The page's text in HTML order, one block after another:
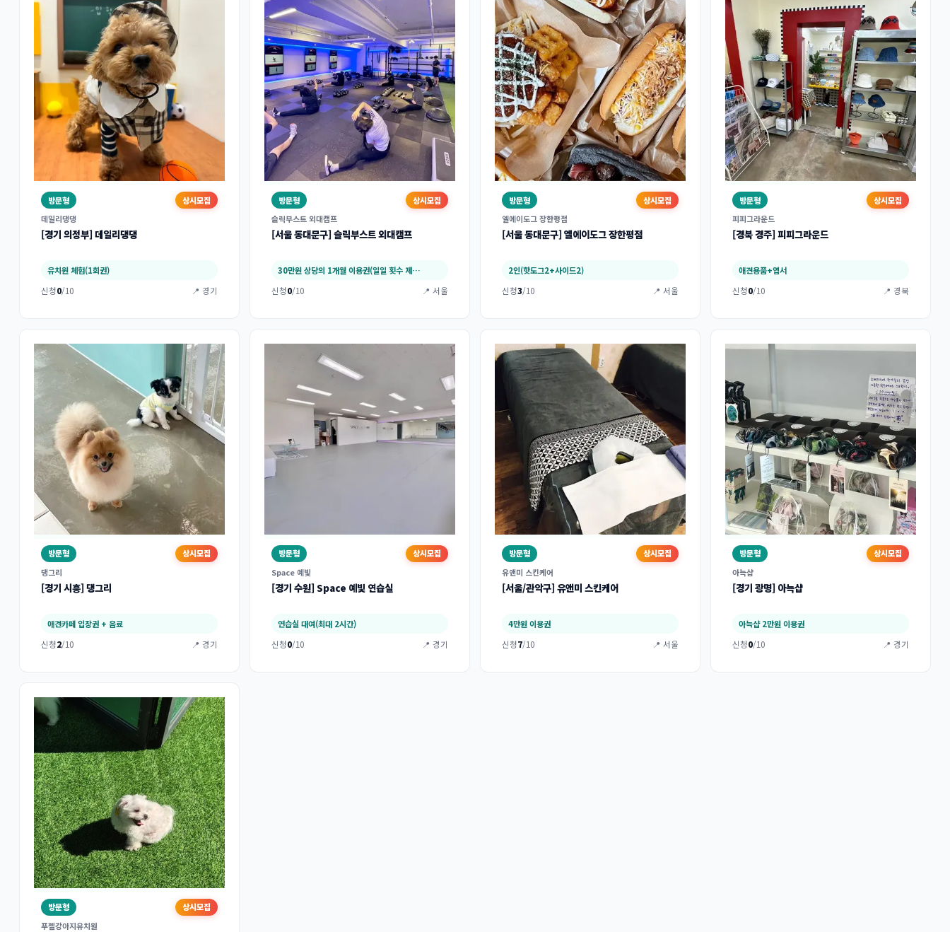
방문형
상시모집
데일리댕댕
[경기 의정부] 데일리댕댕
유치원 체험(1회권)
신청0/10 📍 경기
방문형
상시모집
슬릭부스트 외대캠프
[서울 동대문구] 슬릭부스트 외대캠프
30만원 상당의 1개월 이용권(일일 횟수 제…
신청0/10 📍 서울
방문형
상시모집
엘에이도그 장한평점
[서울 동대문구] 엘에이도그 장한평점
2인(핫도그2+사이드2)
신청3/10 📍 서울
방문형
상시모집
피피그라운드
[경북 경주] 피피그라운드
애견용품+엽서
신청0/10 📍 경북
방문형
상시모집
댕그리
[경기 시흥] 댕그리
애견카페 입장권 + 음료
신청2/10 📍 경기
방문형
상시모집
Space 예빛
[경기 수원] Space 예빛 연습실
연습실 대여(최대 2시간)
신청0/10 📍 경기
방문형
상시모집
유앤미 스킨케어
[서울/관악구] 유앤미 스킨케어
4만원 이용권
신청7/10 📍 서울
방문형
상시모집
아늑샵
[경기 광명] 아늑샵
아늑샵 2만원 이용권
신청0/10 📍 경기
방문형
상시모집
푸젤강아지유치원